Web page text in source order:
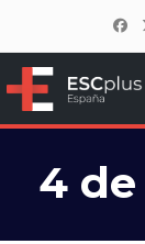
4 de